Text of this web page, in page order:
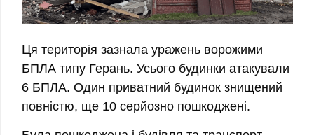
Ця територія зазнала уражень ворожими
БПЛА типу Герань. Усього будинки атакували
6 БПЛА. Один приватний будинок знищений
повністю, ще 10 серйозно пошкоджені.